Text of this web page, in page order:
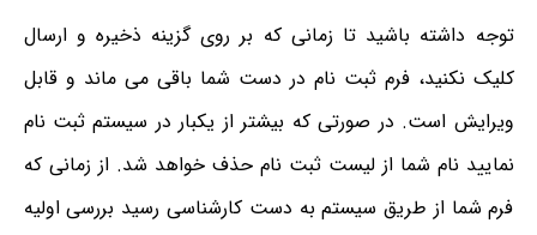
توجه داشته باشید تا زمانی که بر روی گزینه ذخیره و ارسال
کلیک نکنید، فرم ثبت نام در دست شما باقی می ماند و قابل
ویرایش است. در صورتی که بیشتر از یکبار در سیستم ثبت نام
نمایید نام شما از لیست ثبت نام حذف خواهد شد. از زمانی که
فرم شما از طریق سیستم به دست کارشناسی رسید بررسی اولیه